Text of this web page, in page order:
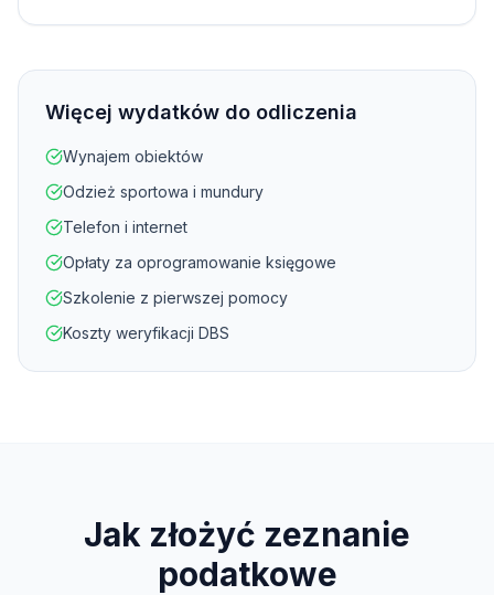
Więcej wydatków do odliczenia
Wynajem obiektów
Odzież sportowa i mundury
Telefon i internet
Opłaty za oprogramowanie księgowe
Szkolenie z pierwszej pomocy
Koszty weryfikacji DBS
Jak złożyć zeznanie
podatkowe